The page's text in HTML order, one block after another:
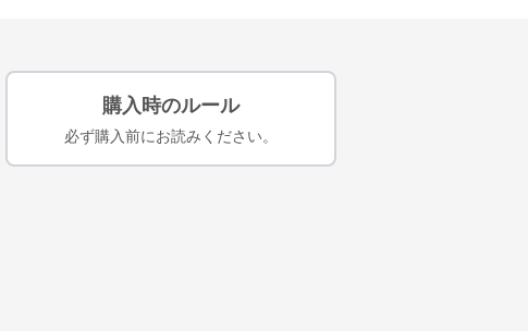
購入時のルール
必ず購入前にお読みください。